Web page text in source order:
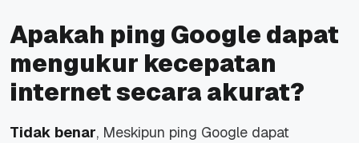
Apakah ping Google dapat
mengukur kecepatan
internet secara akurat?
Tidak benar, Meskipun ping Google dapat